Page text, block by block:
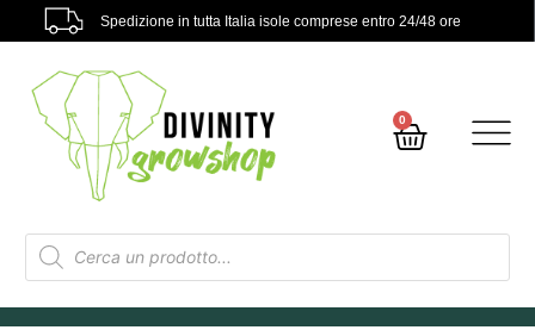
Spedizione in tutta Italia isole comprese entro 24/48 ore
0